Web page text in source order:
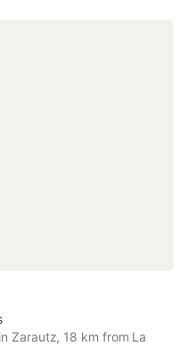
Zarautz, 18 km from La